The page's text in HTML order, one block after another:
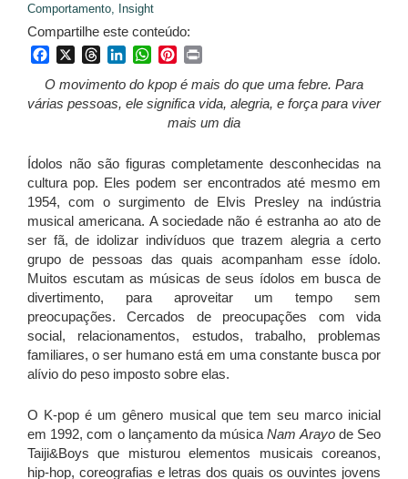
Comportamento, Insight
Compartilhe este conteúdo:
FacebookThreadsLinkedInWhatsApp
Pinterest
O movimento do kpop é mais do que uma febre. Para
várias pessoas, ele significa vida, alegria, e força para viver
mais um dia
Ídolos não são figuras completamente desconhecidas na
cultura pop. Eles podem ser encontrados até mesmo em
1954, com o surgimento de Elvis Presley na indústria
musical americana. A sociedade não é estranha ao ato de
ser fã, de idolizar indivíduos que trazem alegria a certo
grupo de pessoas das quais acompanham esse ídolo.
Muitos escutam as músicas de seus ídolos em busca de
divertimento, para aproveitar um tempo sem
preocupações. Cercados de preocupações com vida
social, relacionamentos, estudos, trabalho, problemas
familiares, o ser humano está em uma constante busca por
alívio do peso imposto sobre elas.
O K-pop é um gênero musical que tem seu marco inicial
em 1992, com o lançamento da músicaNam Arayode Seo
Taiji&Boys que misturou elementos musicais coreanos,
hip-hop, coreografias e letras dos quais os ouvintes jovens